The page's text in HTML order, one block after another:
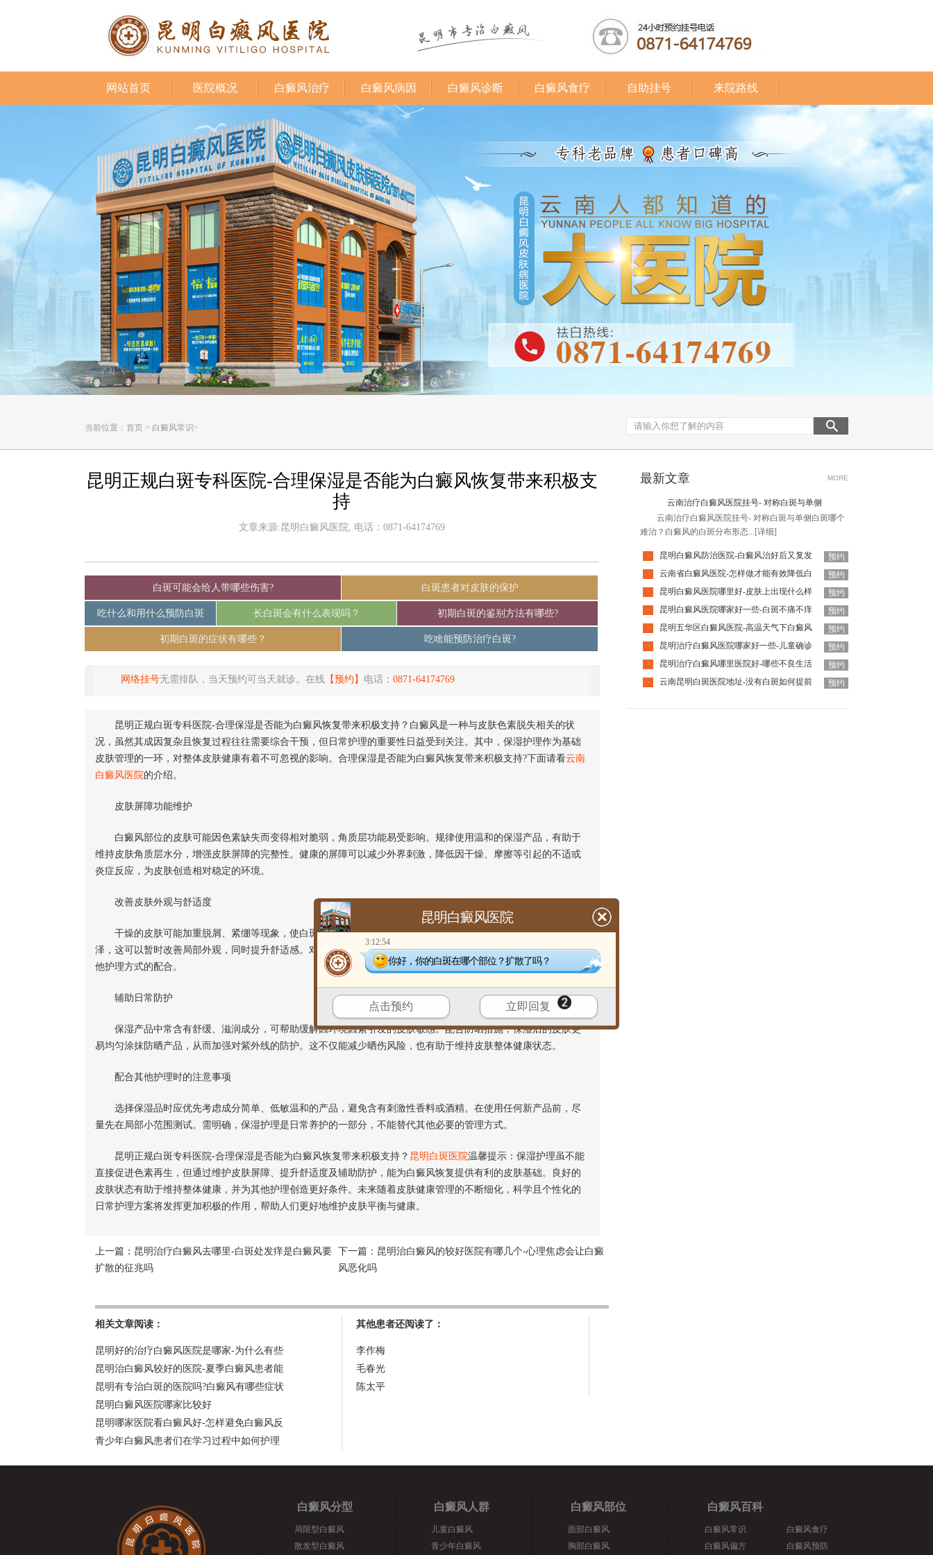
网站首页 医院概况 白癜风治疗 白癜风病因 白癜风诊断 白癜风食疗 自助挂号 来院路线
当前位置： 首页 > 白癜风常识>
昆明正规白斑专科医院-合理保湿是否能为白癜风恢复带来积极支
持
文章来源:昆明白癜风医院, 电话：0871-64174769
白斑可能会给人带哪些伤害? 白斑患者对皮肤的保护
吃什么和用什么预防白斑 长白斑会有什么表现吗？ 初期白斑的鉴别方法有哪些?
初期白斑的症状有哪些？ 吃啥能预防治疗白斑?
网络挂号无需排队，当天预约可当天就诊。在线 【预约】 电话： 0871-64174769
昆明正规白斑专科医院-合理保湿是否能为白癜风恢复带来积极支持？白癜风是一种与皮肤色素脱失相关的状
况，虽然其成因复杂且恢复过程往往需要综合干预，但日常护理的重要性日益受到关注。其中，保湿护理作为基础
皮肤管理的一环，对整体皮肤健康有着不可忽视的影响。合理保湿是否能为白癜风恢复带来积极支持?下面请看云南
白癜风医院的介绍。
皮肤屏障功能维护
白癜风部位的皮肤可能因色素缺失而变得相对脆弱，角质层功能易受影响。规律使用温和的保湿产品，有助于
维持皮肤角质层水分，增强皮肤屏障的完整性。健康的屏障可以减少外界刺激，降低因干燥、摩擦等引起的不适或
炎症反应，为皮肤创造相对稳定的环境。
改善皮肤外观与舒适度
干燥的皮肤可能加重脱屑、紧绷等现象，使白斑区域看起来更加明显。适度保湿能让皮肤表面更显平滑、有光
泽，这可以暂时改善局部外观，同时提升舒适感。对于部分人群，皮肤保湿后角质代谢趋于正常，也可能有利于其
他护理方式的配合。
辅助日常防护
保湿产品中常含有舒缓、滋润成分，可帮助缓解因环境因素引发的皮肤敏感。配合防晒措施，保湿后的皮肤更
易均匀涂抹防晒产品，从而加强对紫外线的防护。这不仅能减少晒伤风险，也有助于维持皮肤整体健康状态。
配合其他护理时的注意事项
选择保湿品时应优先考虑成分简单、低敏温和的产品，避免含有刺激性香料或酒精。在使用任何新产品前，尽
量先在局部小范围测试。需明确，保湿护理是日常养护的一部分，不能替代其他必要的管理方式。
昆明正规白斑专科医院-合理保湿是否能为白癜风恢复带来积极支持？ 昆明白斑医院温馨提示：保湿护理虽不能
直接促进色素再生，但通过维护皮肤屏障、提升舒适度及辅助防护，能为白癜风恢复提供有利的皮肤基础。良好的
皮肤状态有助于维持整体健康，并为其他护理创造更好条件。未来随着皮肤健康管理的不断细化，科学且个性化的
日常护理方案将发挥更加积极的作用，帮助人们更好地维护皮肤平衡与健康。
上一篇： 昆明治疗白癜风去哪里-白斑处发痒是白癜风要
扩散的征兆吗
下一篇： 昆明治白癜风的较好医院有哪几个-心理焦虑会让白癜
风恶化吗
相关文章阅读：
昆明好的治疗白癜风医院是哪家-为什么有些
昆明治白癜风较好的医院-夏季白癜风患者能
昆明有专治白斑的医院吗?白癜风有哪些症状
昆明白癜风医院哪家比较好
昆明哪家医院看白癜风好-怎样避免白癜风反
青少年白癜风患者们在学习过程中如何护理
其他患者还阅读了：
李作梅
毛春光
陈太平
最新文章 MORE
云南治疗白癜风医院挂号- 对称白斑与单侧
云南治疗白癜风医院挂号- 对称白斑与单侧白斑哪个
难治？白癜风的白斑分布形态... [详细]
· 昆明白癜风防治医院-白癜风治好后又复发
预约
·
云南省白癜风医院-怎样做才能有效降低白
预约
·
昆明白癜风医院哪里好-皮肤上出现什么样
预约
·
昆明白癜风医院哪家好一些-白斑不痛不痒
预约
·
昆明五华区白癜风医院-高温天气下白癜风
预约
·
昆明治疗白癜风医院哪家好一些-儿童确诊
预约
·
昆明治疗白癜风哪里医院好-哪些不良生活
预约
·
云南昆明白斑医院地址-没有白斑如何提前 预约
白癜风分型
局限型白癜风
散发型白癜风
白癜风人群
儿童白癜风
青少年白癜风
白癜风部位
面部白癜风
胸部白癜风
白癜风百科
白癜风常识
白癜风偏方
白癜风食疗
白癜风预防
昆明白癜风医院
3:12:54
你好，你的白斑在哪个部位？扩散了吗？
点击预约 立即回复